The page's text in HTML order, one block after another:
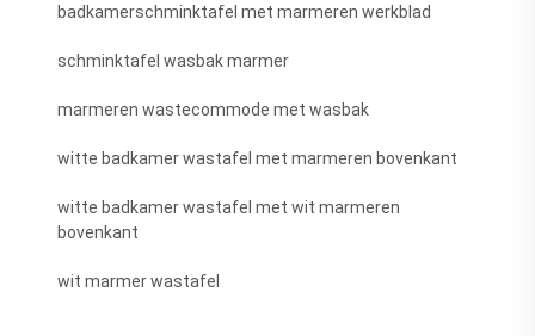
badkamerschminktafel met marmeren werkblad
schminktafel wasbak marmer
marmeren wastecommode met wasbak
witte badkamer wastafel met marmeren bovenkant
witte badkamer wastafel met wit marmeren
bovenkant
wit marmer wastafel